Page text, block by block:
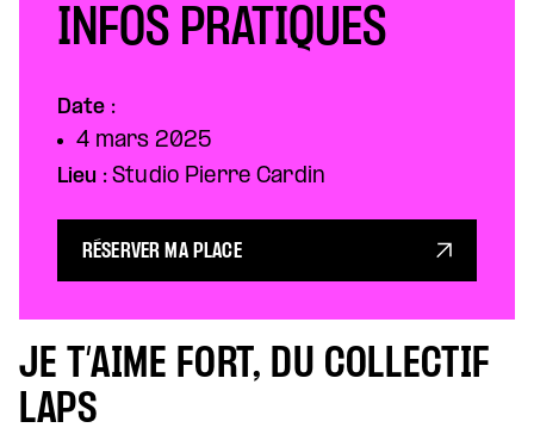
JE T’AIME FORT, DU COLLECTIF
LAPS
INFOS PRATIQUES
Date :
4 mars 2025
Lieu :Studio Pierre Cardin
RÉSERVER MA PLACE